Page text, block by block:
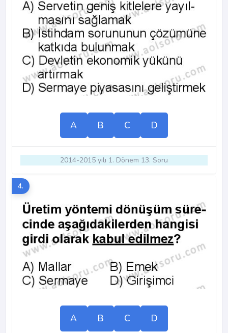
A B C D
2014-2015 yılı 1. Dönem 13. Soru
4.
A B C D